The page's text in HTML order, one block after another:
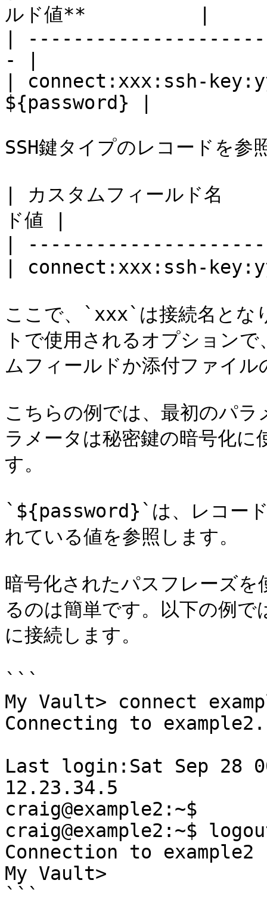
ルド値**          |
|
- |
| connect:xxx:ssh-
${password} |
SSH鍵タイプのレコードを参
| カスタムフィールド
ド値 |
|
| connect:xxx:ssh-
ここで、`xxx`は接続名とな
トで使用されるオプション
ムフィールドか添付ファイ
こちらの例では、最初のパ
ラメータは秘密鍵の暗号化
す。
`${password}`は、レコード
れている値を参照します。
暗号化されたパスフレーズ
るのは簡単です。以下の例
に接続します。
```
My Vault> connect
Connecting to
Last login:Sat Sep 28
12.23.34.5
craig@example2:~$
craig@example2:~$
Connection to
My
```